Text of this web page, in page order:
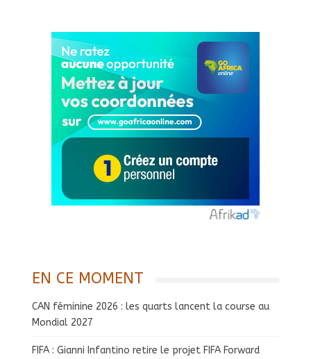
EN CE MOMENT
CAN féminine 2026 : les quarts lancent la course au
Mondial 2027
FIFA : Gianni Infantino retire le projet FIFA Forward